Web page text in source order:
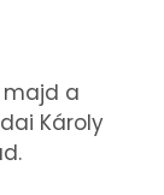
majd a
Károly